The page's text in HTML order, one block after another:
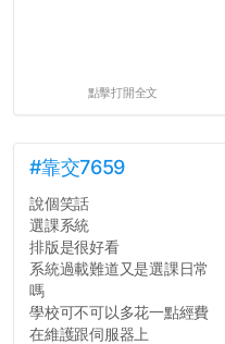
點擊打開全文
#靠交7659
說個笑話
選課系統
排版是很好看
系統過載難道又是選課日常
嗎
學校可不可以多花一點經費
在維護跟伺服器上